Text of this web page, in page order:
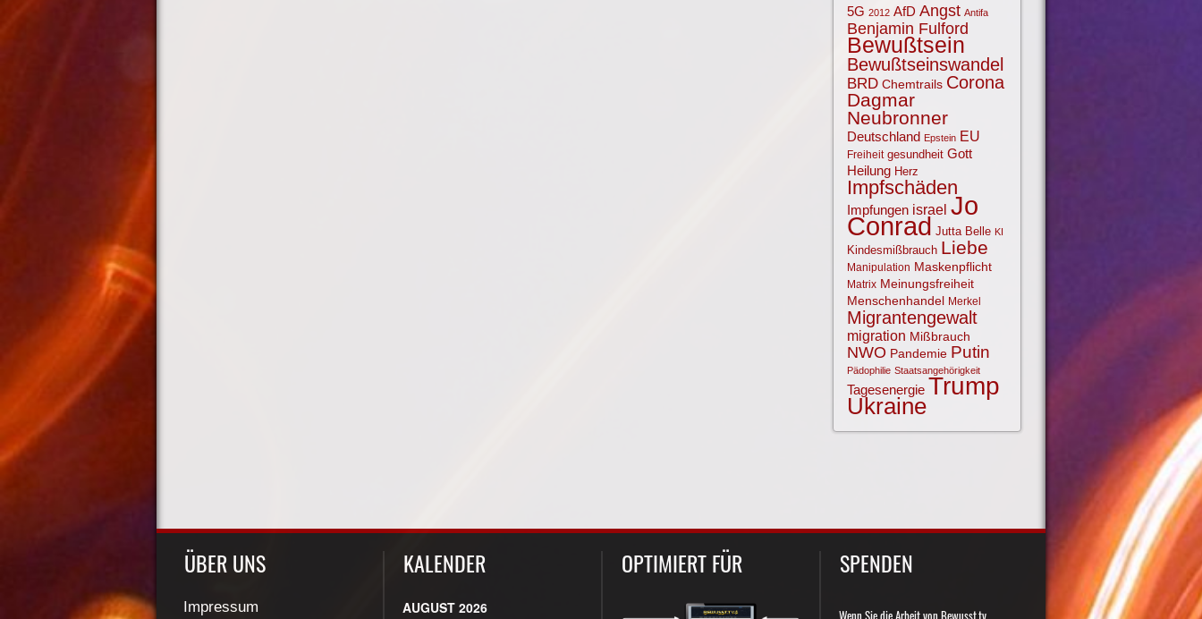
5G 2012 AfD Angst Antifa
Benjamin Fulford
Bewußtsein
Bewußtseinswandel
BRD Chemtrails Corona
Dagmar
Neubronner
Deutschland Epstein EU
Freiheit gesundheit Gott
Heilung Herz
Impfschäden
Impfungen israel Jo
Conrad Jutta Belle KI
Kindesmißbrauch Liebe
Manipulation Maskenpflicht
Matrix Meinungsfreiheit
Menschenhandel Merkel
Migrantengewalt
migration Mißbrauch
NWO Pandemie Putin
Pädophilie Staatsangehörigkeit
Tagesenergie Trump
Ukraine
ÜBER UNS
Impressum
KALENDER
AUGUST 2026
OPTIMIERT FÜR SPENDEN
Wenn Sie die Arbeit von Bewusst.tv